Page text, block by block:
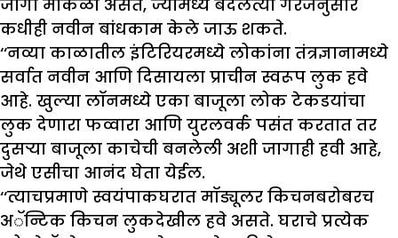
जागा मोकळी असते, ज्यामध्ये बदलत्या गरजेनुसार
कधीही नवीन बांधकाम केले जाऊ शकते.
‘‘नव्या काळातील इंटिरियरमध्ये लोकांना तंत्रज्ञानामध्ये
सर्वात नवीन आणि दिसायला प्राचीन स्वरूप लुक हवे
आहे. खुल्या लॉनमध्ये एका बाजूला लोक टेकडयांचा
लुक देणारा फव्वारा आणि युरलवर्क पसंत करतात तर
दुसऱ्या बाजूला काचेची बनलेली अशी जागाही हवी आहे,
जेथे एसीचा आनंद घेता येईल.
‘‘त्याचप्रमाणे स्वयंपाकघरात मॉड्यूलर किचनबरोबरच
अॅन्टिक किचन लुकदेखील हवे असते. घराचे प्रत्येक